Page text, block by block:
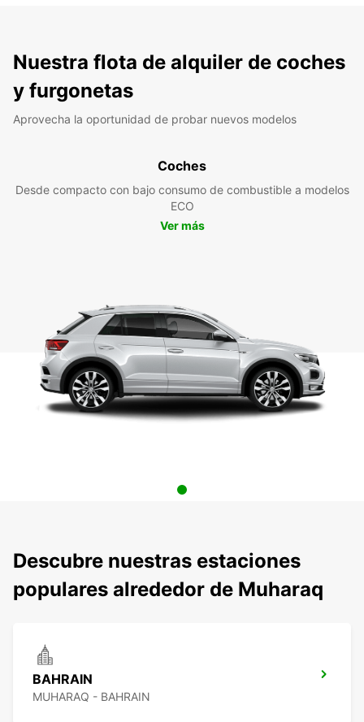
Nuestra flota de alquiler de coches
y furgonetas
Aprovecha la oportunidad de probar nuevos modelos
Coches
Desde compacto con bajo consumo de combustible a modelos
ECO
Ver más
Descubre nuestras estaciones
populares alrededor de Muharaq
BAHRAIN
MUHARAQ - BAHRAIN